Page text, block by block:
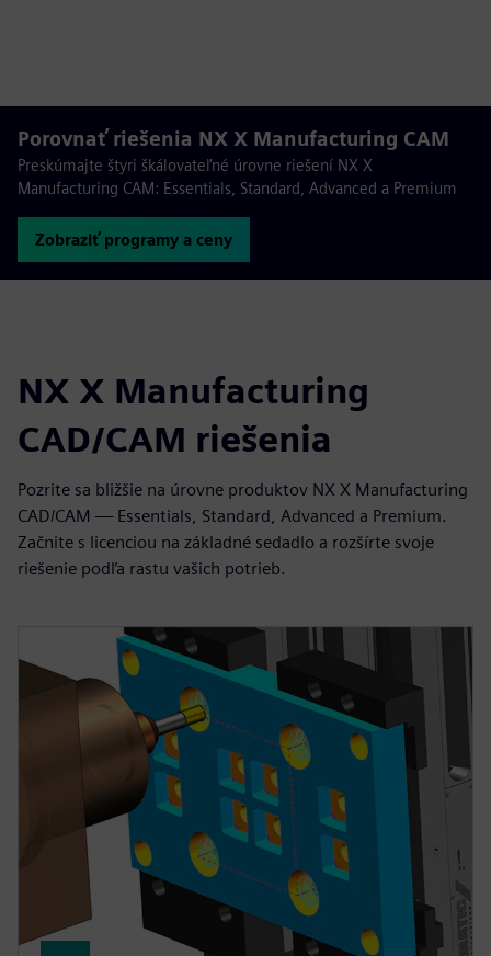
Porovnať riešenia NX X Manufacturing CAM
Preskúmajte štyri škálovateľné úrovne riešení NX X
Manufacturing CAM: Essentials, Standard, Advanced a Premium
Zobraziť programy a ceny
NX X Manufacturing
CAD/CAM riešenia
Pozrite sa bližšie na úrovne produktov NX X Manufacturing
CAD/CAM — Essentials, Standard, Advanced a Premium.
Začnite s licenciou na základné sedadlo a rozšírte svoje
riešenie podľa rastu vašich potrieb.